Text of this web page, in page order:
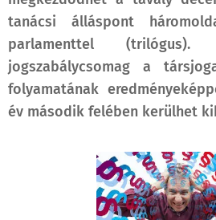
tanácsi álláspont
parlamenttel
jogszabálycsomag a
folyamatának
év második felében kerülhet